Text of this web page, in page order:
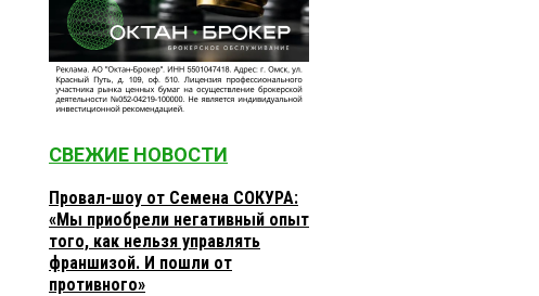
СВЕЖИЕ НОВОСТИ
Провал-шоу от Семена СОКУРА:
«Мы приобрели негативный опыт
того, как нельзя управлять
франшизой. И пошли от
противного»